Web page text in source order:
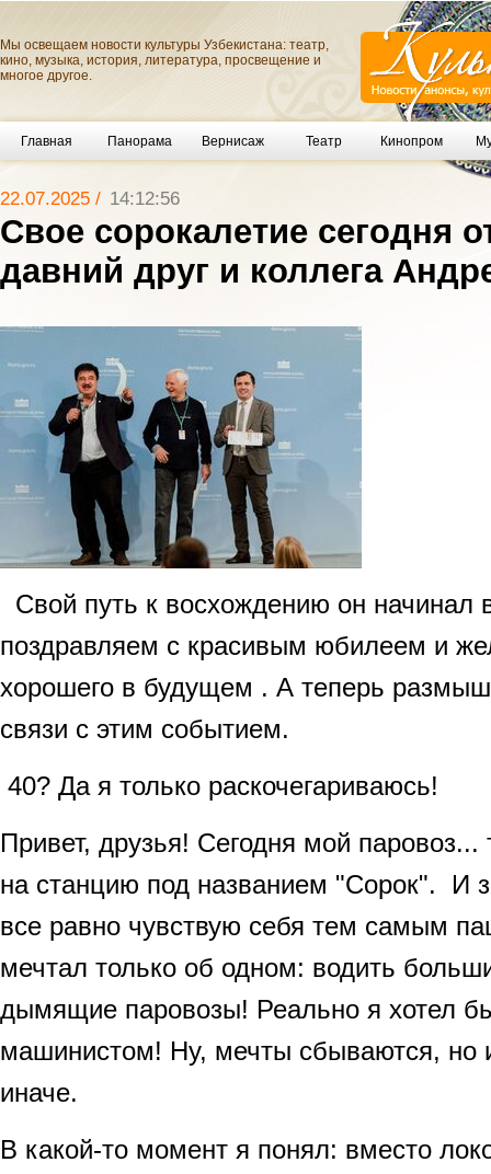
Мы освещаем новости культуры Узбекистана: театр,
кино, музыка, история, литература, просвещение и
многое другое.
Главная Панорама Вернисаж Театр Кинопром
22.07.2025 / 14:12:56
Свое сорокалетие сегодня
давний друг и коллега
Свой путь к восхождению он
поздравляем с красивым юбилеем и
хорошего в будущем . А теперь
связи с этим событием.
40? Да я только раскочегариваюсь!
Привет, друзья! Сегодня мой
на станцию под названием "Сорок". И
все равно чувствую себя тем самым
мечтал только об одном: водить
дымящие паровозы! Реально я хотел
машинистом! Ну, мечты сбываются, но
иначе.
В какой-то момент я понял: вместо